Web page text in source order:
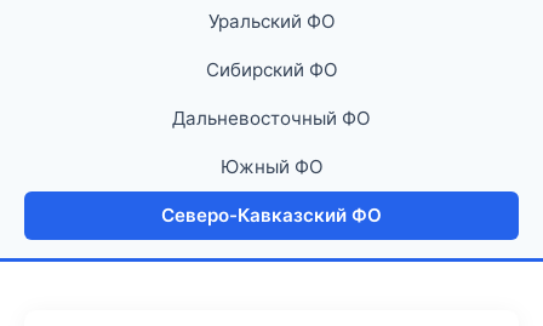
Уральский ФО
Сибирский ФО
Дальневосточный ФО
Южный ФО
Северо-Кавказский ФО